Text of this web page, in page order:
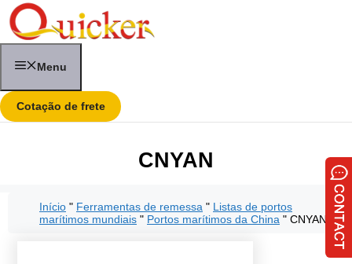
Pular
para
Menu
Cotação de frete
CNYAN
Início " Ferramentas de remessa " Listas de portos
marítimos mundiais " Portos marítimos da China " CNYAN